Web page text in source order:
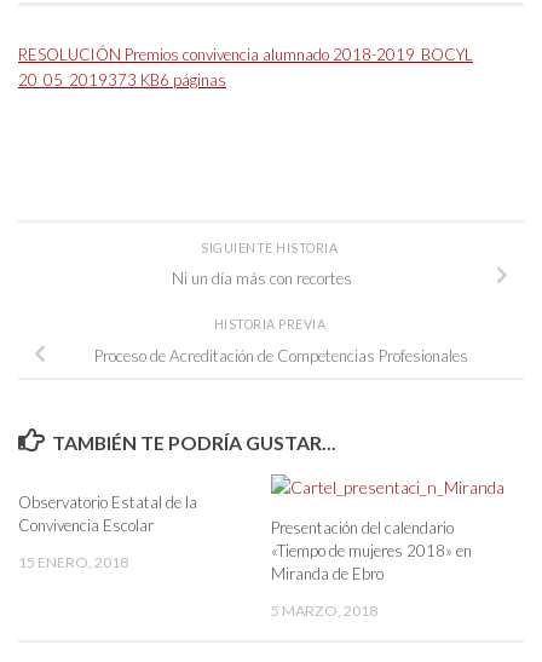
RESOLUCIÓN Premios convivencia alumnado 2018-2019_BOCYL
20_05_2019373 KB6 páginas
SIGUIENTE HISTORIA
Ni un día más con recortes
HISTORIA PREVIA
Proceso de Acreditación de Competencias Profesionales
TAMBIÉN TE PODRÍA GUSTAR...
Observatorio Estatal de la
Convivencia Escolar
15 ENERO, 2018
Presentación del calendario
«Tiempo de mujeres 2018» en
Miranda de Ebro
5 MARZO, 2018